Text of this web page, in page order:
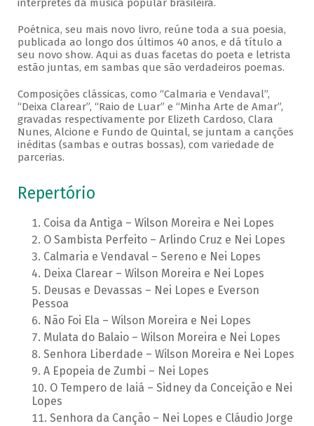
intérpretes da música popular brasileira.
Poétnica, seu mais novo livro, reúne toda a sua poesia,
publicada ao longo dos últimos 40 anos, e dá título a
seu novo show. Aqui as duas facetas do poeta e letrista
estão juntas, em sambas que são verdadeiros poemas.
Composições clássicas, como “Calmaria e Vendaval”,
“Deixa Clarear”, “Raio de Luar” e “Minha Arte de Amar”,
gravadas respectivamente por Elizeth Cardoso, Clara
Nunes, Alcione e Fundo de Quintal, se juntam a canções
inéditas (sambas e outras bossas), com variedade de
parcerias.
Repertório
Coisa da Antiga – Wilson Moreira e Nei Lopes
O Sambista Perfeito – Arlindo Cruz e Nei Lopes
Calmaria e Vendaval – Sereno e Nei Lopes
Deixa Clarear – Wilson Moreira e Nei Lopes
Deusas e Devassas – Nei Lopes e Everson
Pessoa
Não Foi Ela – Wilson Moreira e Nei Lopes
Mulata do Balaio – Wilson Moreira e Nei Lopes
Senhora Liberdade – Wilson Moreira e Nei Lopes
A Epopeia de Zumbi – Nei Lopes
O Tempero de Iaiá – Sidney da Conceição e Nei
Lopes
Senhora da Canção – Nei Lopes e Cláudio Jorge